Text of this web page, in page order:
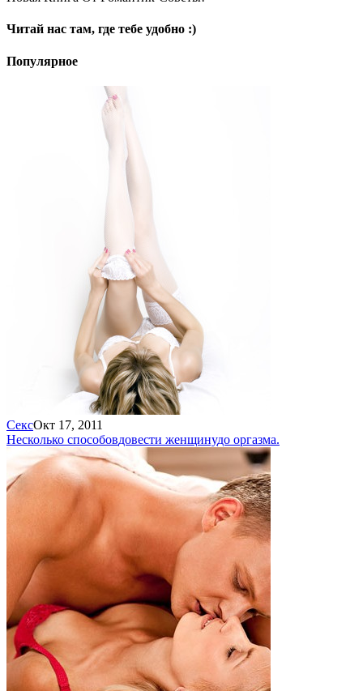
Читай нас там, где тебе удобно :)
Популярное
СексОкт 17, 2011
Несколько способовдовести женщинудо оргазма.